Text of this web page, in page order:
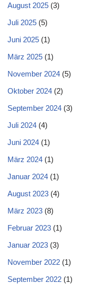
August 2025 (3)
Juli 2025 (5)
Juni 2025 (1)
März 2025 (1)
November 2024 (5)
Oktober 2024 (2)
September 2024 (3)
Juli 2024 (4)
Juni 2024 (1)
März 2024 (1)
Januar 2024 (1)
August 2023 (4)
März 2023 (8)
Februar 2023 (1)
Januar 2023 (3)
November 2022 (1)
September 2022 (1)